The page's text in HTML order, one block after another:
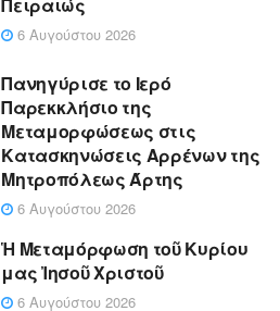
Πειραιώς
6 Αυγούστου 2026
Πανηγύρισε το Ιερό
Παρεκκλήσιο της
Μεταμορφώσεως στις
Κατασκηνώσεις Αρρένων της
Μητροπόλεως Άρτης
6 Αυγούστου 2026
Ἡ Μεταμόρφωση τοῦ Κυρίου
μας Ἰησοῦ Χριστοῦ
6 Αυγούστου 2026